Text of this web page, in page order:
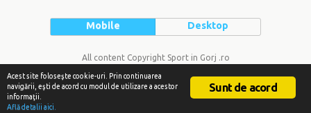
Mobile Desktop
All content Copyright Sport in Gorj .ro
Sunt de acord
Acest site foloseşte cookie-uri. Prin continuarea
navigării, eşti de acord cu modul de utilizare a acestor
informaţii.
Află detalii aici.